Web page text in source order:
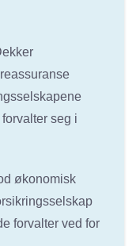
seg i
økonomisk
forvalter ved for